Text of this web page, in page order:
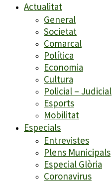
Actualitat
General
Societat
Comarcal
Política
Economia
Cultura
Policial – Judicial
Esports
Mobilitat
Especials
Entrevistes
Plens Municipals
Especial Glòria
Coronavirus